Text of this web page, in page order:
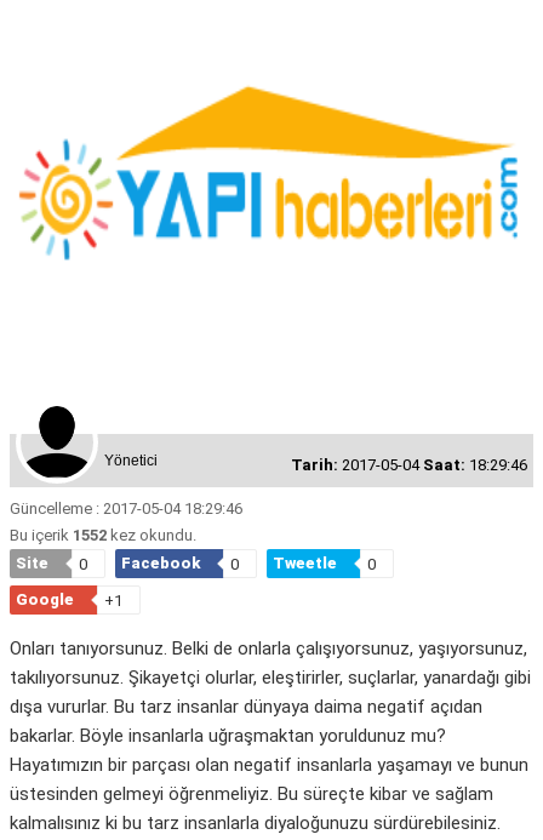
Yönetici Tarih: 2017-05-04 Saat: 18:29:46
Güncelleme : 2017-05-04 18:29:46
Bu içerik 1552 kez okundu.
Site
0 Facebook 0 Tweetle
0
Google
+1
Onları tanıyorsunuz. Belki de onlarla çalışıyorsunuz, yaşıyorsunuz,
takılıyorsunuz. Şikayetçi olurlar, eleştirirler, suçlarlar, yanardağı gibi
dışa vururlar. Bu tarz insanlar dünyaya daima negatif açıdan
bakarlar. Böyle insanlarla uğraşmaktan yoruldunuz mu?
Hayatımızın bir parçası olan negatif insanlarla yaşamayı ve bunun
üstesinden gelmeyi öğrenmeliyiz. Bu süreçte kibar ve sağlam
kalmalısınız ki bu tarz insanlarla diyaloğunuzu sürdürebilesiniz.